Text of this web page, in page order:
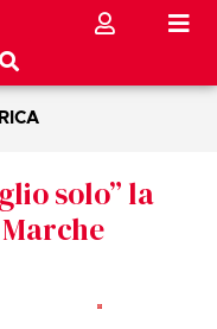
solo” la